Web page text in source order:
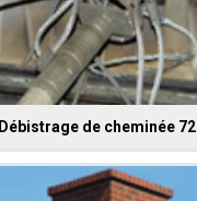
Débistrage de cheminée 72